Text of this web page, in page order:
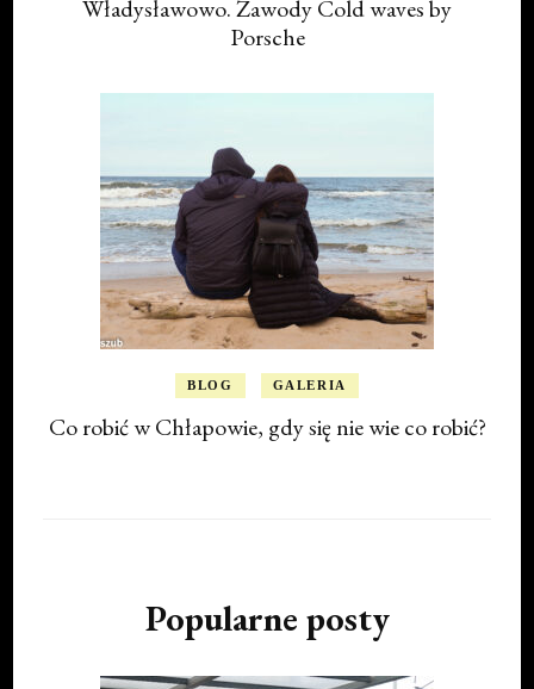
Władysławowo. Zawody Cold waves by
Porsche
BLOG GALERIA
Co robić w Chłapowie, gdy się nie wie co robić?
Popularne posty